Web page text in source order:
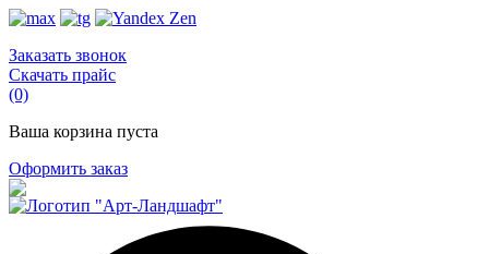
Заказать звонок
Скачать прайс
(0)
Ваша корзина пуста
Оформить заказ